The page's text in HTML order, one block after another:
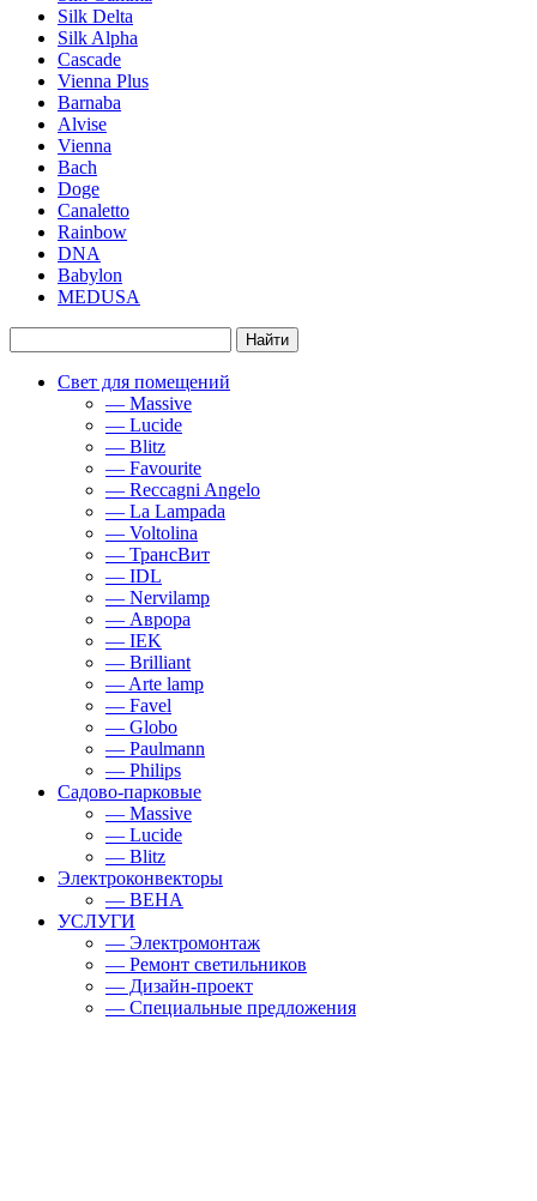
Silk Delta
Silk Alpha
Cascade
Vienna Plus
Barnaba
Alvise
Vienna
Bach
Doge
Canaletto
Rainbow
DNA
Babylon
MEDUSA
Свет для помещений
— Massive
— Lucide
— Blitz
— Favourite
— Reccagni Angelo
— La Lampada
— Voltolina
— ТрансВит
— IDL
— Nervilamp
— Аврора
— IEK
— Brilliant
— Arte lamp
— Favel
— Globo
— Paulmann
— Philips
Садово-парковые
— Massive
— Lucide
— Blitz
Электроконвекторы
— BEHA
УСЛУГИ
— Электромонтаж
— Ремонт светильников
— Дизайн-проект
— Специальные предложения